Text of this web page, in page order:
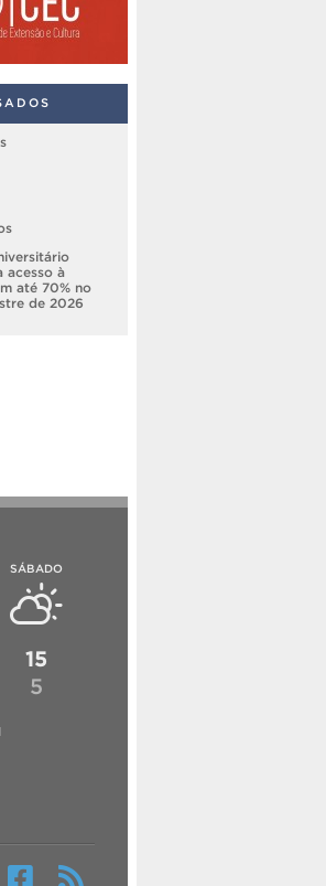
acesso à
até 70% no
de 2026
SÁBADO
15
5